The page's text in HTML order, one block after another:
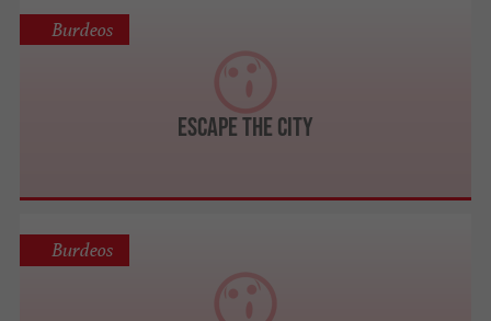
Escape The City
Burdeos
Burdeos